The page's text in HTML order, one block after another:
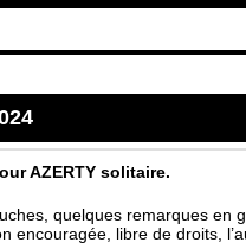
AZERTY solitaire.
quelques remarques en
encouragée, libre de droits,